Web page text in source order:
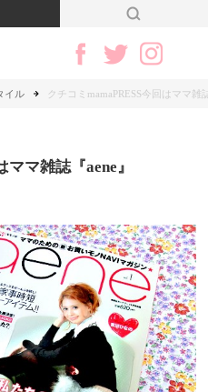
イル クチコミmamaPRESS今回はママ雑
マ雑誌『aene』